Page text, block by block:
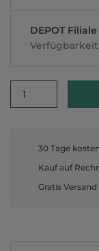
DEPOT Filiale
1
30 Tage
Kauf auf
Gratis